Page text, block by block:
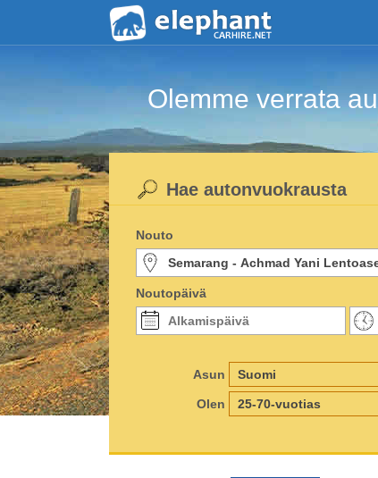
Olemme verrata
Hae autonvuokrausta
Nouto
Noutopäivä
Asun
Olen